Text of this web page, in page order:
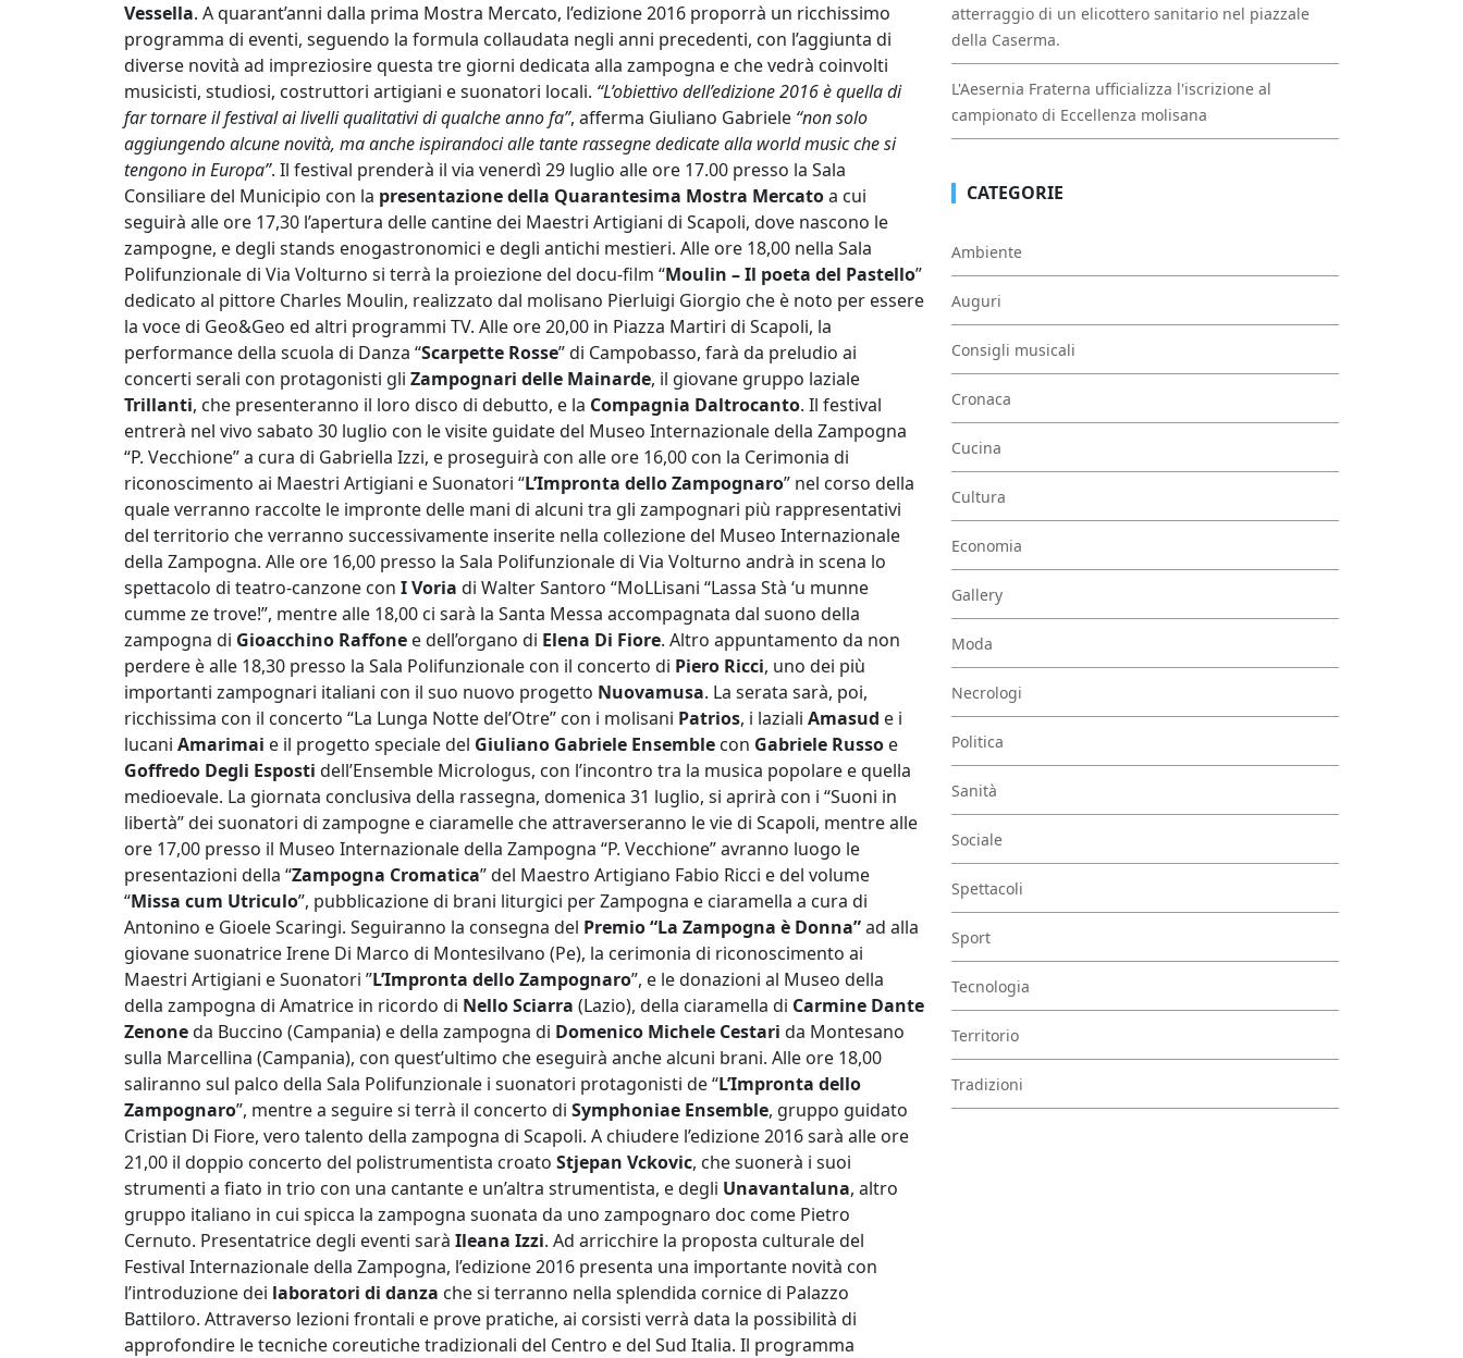
Vessella. A quarant’anni dalla prima Mostra Mercato, l’edizione 2016 proporrà un ricchissimo
programma di eventi, seguendo la formula collaudata negli anni precedenti, con l’aggiunta di
diverse novità ad impreziosire questa tre giorni dedicata alla zampogna e che vedrà coinvolti
musicisti, studiosi, costruttori artigiani e suonatori locali. “L’obiettivo dell’edizione 2016 è quella di
far tornare il festival ai livelli qualitativi di qualche anno fa”, afferma Giuliano Gabriele “non solo
aggiungendo alcune novità, ma anche ispirandoci alle tante rassegne dedicate alla world music che si
tengono in Europa”. Il festival prenderà il via venerdì 29 luglio alle ore 17.00 presso la Sala
Consiliare del Municipio con la presentazione della Quarantesima Mostra Mercatoa cui
seguirà alle ore 17,30 l’apertura delle cantine dei Maestri Artigiani di Scapoli, dove nascono le
zampogne, e degli stands enogastronomici e degli antichi mestieri. Alle ore 18,00 nella Sala
Polifunzionale di Via Volturno si terrà la proiezione del docu-film “Moulin – Il poeta del Pastello”
dedicato al pittore Charles Moulin, realizzato dal molisano Pierluigi Giorgio che è noto per essere
la voce di Geo&Geo ed altri programmi TV. Alle ore 20,00 in Piazza Martiri di Scapoli, la
performance della scuola di Danza “Scarpette Rosse” di Campobasso, farà da preludio ai
concerti serali con protagonisti gli Zampognari delle Mainarde, il giovane gruppo laziale
Trillanti, che presenteranno il loro disco di debutto, e la Compagnia Daltrocanto. Il festival
entrerà nel vivo sabato 30 luglio con le visite guidate del Museo Internazionale della Zampogna
“P. Vecchione” a cura di Gabriella Izzi, e proseguirà con alle ore 16,00 con la Cerimonia di
riconoscimento ai Maestri Artigiani e Suonatori “L’Impronta dello Zampognaro” nel corso della
quale verranno raccolte le impronte delle mani di alcuni tra gli zampognari più rappresentativi
del territorio che verranno successivamente inserite nella collezione del Museo Internazionale
della Zampogna. Alle ore 16,00 presso la Sala Polifunzionale di Via Volturno andrà in scena lo
spettacolo di teatro-canzone con I Voria di Walter Santoro “MoLLisani “Lassa Stà ‘u munne
cumme ze trove!”, mentre alle 18,00 ci sarà la Santa Messa accompagnata dal suono della
zampogna di Gioacchino Raffone e dell’organo di Elena Di Fiore. Altro appuntamento da non
perdere è alle 18,30 presso la Sala Polifunzionale con il concerto di Piero Ricci, uno dei più
importanti zampognari italiani con il suo nuovo progetto Nuovamusa. La serata sarà, poi,
ricchissima con il concerto “La Lunga Notte del’Otre” con i molisani Patrios, i laziali Amasud e i
lucani Amarimai e il progetto speciale del Giuliano Gabriele Ensemble con Gabriele Russo e
Goffredo Degli Esposti dell’Ensemble Micrologus, con l’incontro tra la musica popolare e quella
medioevale. La giornata conclusiva della rassegna, domenica 31 luglio, si aprirà con i “Suoni in
libertà” dei suonatori di zampogne e ciaramelle che attraverseranno le vie di Scapoli, mentre alle
ore 17,00 presso il Museo Internazionale della Zampogna “P. Vecchione” avranno luogo le
presentazioni della “Zampogna Cromatica” del Maestro Artigiano Fabio Ricci e del volume
“Missa cum Utriculo”, pubblicazione di brani liturgici per Zampogna e ciaramella a cura di
Antonino e Gioele Scaringi. Seguiranno la consegna del Premio “La Zampogna è Donna”ad alla
giovane suonatrice Irene Di Marco di Montesilvano (Pe), la cerimonia di riconoscimento ai
Maestri Artigiani e Suonatori ”L’Impronta dello Zampognaro”, e le donazioni al Museo della
della zampogna di Amatrice in ricordo di Nello Sciarra (Lazio), della ciaramella di Carmine Dante
Zenoneda Buccino (Campania) e della zampogna di Domenico Michele Cestari da Montesano
sulla Marcellina (Campania), con quest’ultimo che eseguirà anche alcuni brani. Alle ore 18,00
saliranno sul palco della Sala Polifunzionale i suonatori protagonisti de “L’Impronta dello
Zampognaro”, mentre a seguire si terrà il concerto di Symphoniae Ensemble, gruppo guidato
Cristian Di Fiore, vero talento della zampogna di Scapoli. A chiudere l’edizione 2016 sarà alle ore
21,00 il doppio concerto del polistrumentista croato Stjepan Vckovic, che suonerà i suoi
strumenti a fiato in trio con una cantante e un’altra strumentista, e degli Unavantaluna, altro
gruppo italiano in cui spicca la zampogna suonata da uno zampognaro doc come Pietro
Cernuto. Presentatrice degli eventi sarà Ileana Izzi. Ad arricchire la proposta culturale del
Festival Internazionale della Zampogna, l’edizione 2016 presenta una importante novità con
l’introduzione dei laboratori di danza che si terranno nella splendida cornice di Palazzo
Battiloro. Attraverso lezioni frontali e prove pratiche, ai corsisti verrà data la possibilità di
approfondire le tecniche coreutiche tradizionali del Centro e del Sud Italia. Il programma
atterraggio di un elicottero sanitario nel piazzale
della Caserma.
L'Aesernia Fraterna ufficializza l'iscrizione al
campionato di Eccellenza molisana
CATEGORIE
Ambiente
Auguri
Consigli musicali
Cronaca
Cucina
Cultura
Economia
Gallery
Moda
Necrologi
Politica
Sanità
Sociale
Spettacoli
Sport
Tecnologia
Territorio
Tradizioni